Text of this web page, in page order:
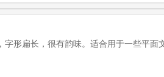
形扁长，很有韵味。适合用于一些平面